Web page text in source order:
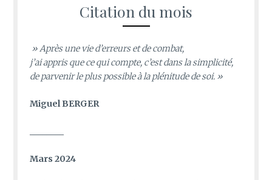
Citation du mois
» Après une vie d’erreurs et de combat,
j’ai appris que ce qui compte, c’est dans la simplicité,
de parvenir le plus possible à la plénitude de soi. »
Miguel BERGER
Mars 2024